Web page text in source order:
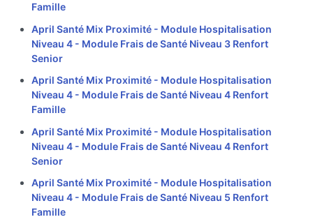
Famille
April Santé Mix Proximité - Module Hospitalisation
Niveau 4 - Module Frais de Santé Niveau 3 Renfort
Senior
April Santé Mix Proximité - Module Hospitalisation
Niveau 4 - Module Frais de Santé Niveau 4 Renfort
Famille
April Santé Mix Proximité - Module Hospitalisation
Niveau 4 - Module Frais de Santé Niveau 4 Renfort
Senior
April Santé Mix Proximité - Module Hospitalisation
Niveau 4 - Module Frais de Santé Niveau 5 Renfort
Famille